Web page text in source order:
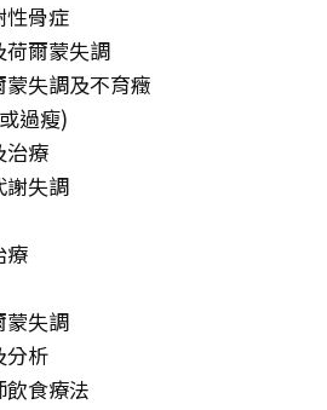
性骨症
荷爾蒙失調
失調及不育癥
過瘦)
治療
謝失調
療
蒙失調
分析
食療法